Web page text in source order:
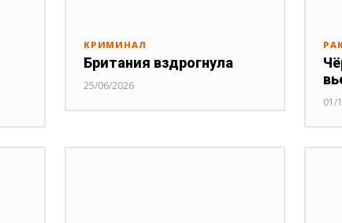
КРИМИНАЛ
Британия вздрогнула
25/06/2026
01/